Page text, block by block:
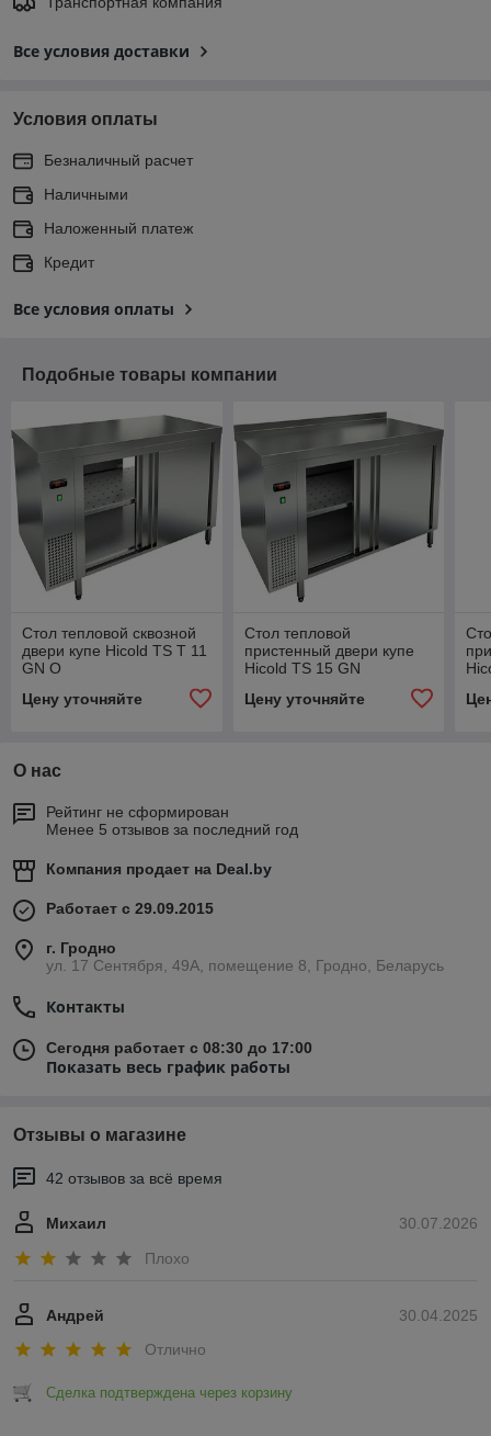
Все условия доставки
Условия оплаты
Безналичный расчет
Наличными
Наложенный платеж
Кредит
Все условия оплаты
Подобные товары компании
Стол тепловой сквозной
двери купе Hicold TS T 11
GN O
Цену уточняйте
Стол тепловой
пристенный двери купе
Hicold TS 15 GN
Цену уточняйте
О нас
Рейтинг не сформирован
Менее 5 отзывов за последний год
Компания продает на Deal.by
Работает с 29.09.2015
г. Гродно
ул. 17 Сентября, 49А, помещение 8, Гродно, Беларусь
Контакты
Сегодня работает с 08:30 до 17:00
Показать весь график работы
Отзывы о магазине
42 отзывов за всё время
30.07.2026
Михаил
Плохо
30.04.2025
Андрей
Отлично
Сделка подтверждена через корзину